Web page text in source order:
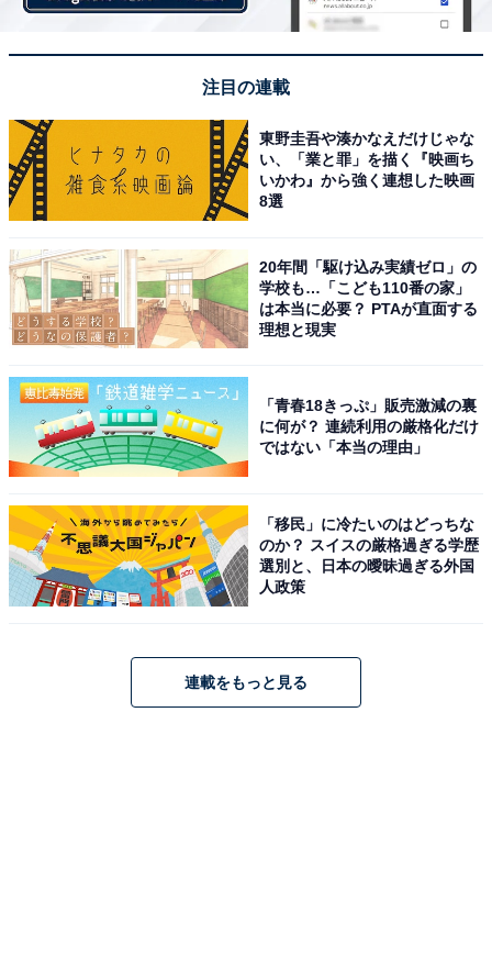
こちらもおすすめ
ランキング！ 2位「稲佐の浜」、1位は？
【2025年調査】
注目の連載
東野圭吾や湊かなえだけじゃな
い、「業と罪」を描く『映画ち
いかわ』から強く連想した映画
8選
20年間「駆け込み実績ゼロ」の
学校も…「こども110番の家」
は本当に必要？ PTAが直面する
理想と現実
「青春18きっぷ」販売激減の裏
に何が？ 連続利用の厳格化だけ
ではない「本当の理由」
「移民」に冷たいのはどっちな
のか？ スイスの厳格過ぎる学歴
選別と、日本の曖昧過ぎる外国
人政策
連載をもっと見る